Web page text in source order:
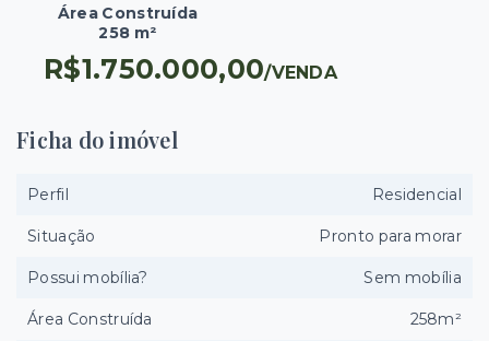
Área Construída
258 m²
R$1.750.000,00/VENDA
Ficha do imóvel
Perfil Residencial
Situação Pronto para morar
Possui mobília? Sem mobília
Área Construída 258m²